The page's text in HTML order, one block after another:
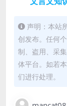
声明：本站
创发布。任何
制、盗用、采
体平台。如若
们进行处理。